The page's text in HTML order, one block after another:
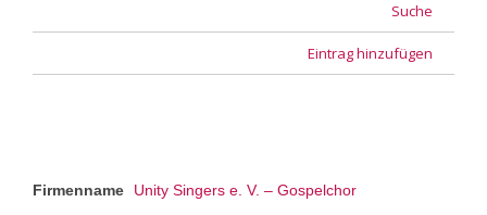
Suche
Eintrag hinzufügen
Firmenname
Unity Singers e. V. – Gospelchor